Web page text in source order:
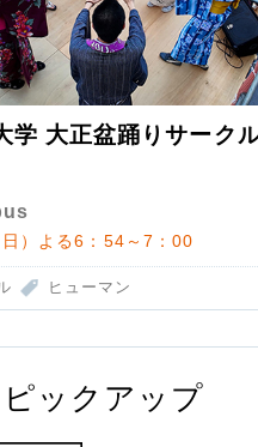
大正盆踊りサーク
）よる6：54～7：00
ヒューマン
ピックアップ